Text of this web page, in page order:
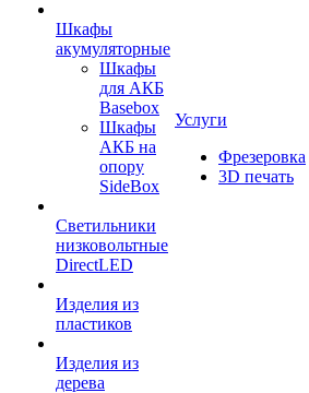
Шкафы
акумуляторные
Шкафы
для АКБ
Basebox
Шкафы
АКБ на
опору
SideBox
Светильники
низковольтные
DirectLED
Изделия из
пластиков
Изделия из
дерева
Услуги
Фрезеровка
3D печать